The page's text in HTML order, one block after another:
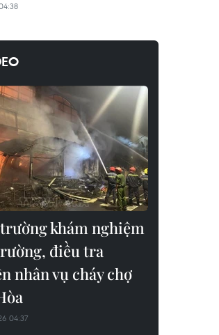
khám nghiệm
điều tra
nhân vụ cháy chợ
04:37